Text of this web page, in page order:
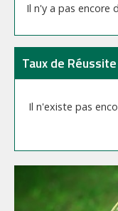
Il n'y a pas encore
Taux de Réussite
Il n'existe pas